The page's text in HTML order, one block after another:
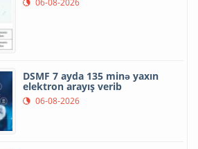
06-08-2026
DSMF 7 ayda 135 minə yaxın
elektron arayış verib
06-08-2026